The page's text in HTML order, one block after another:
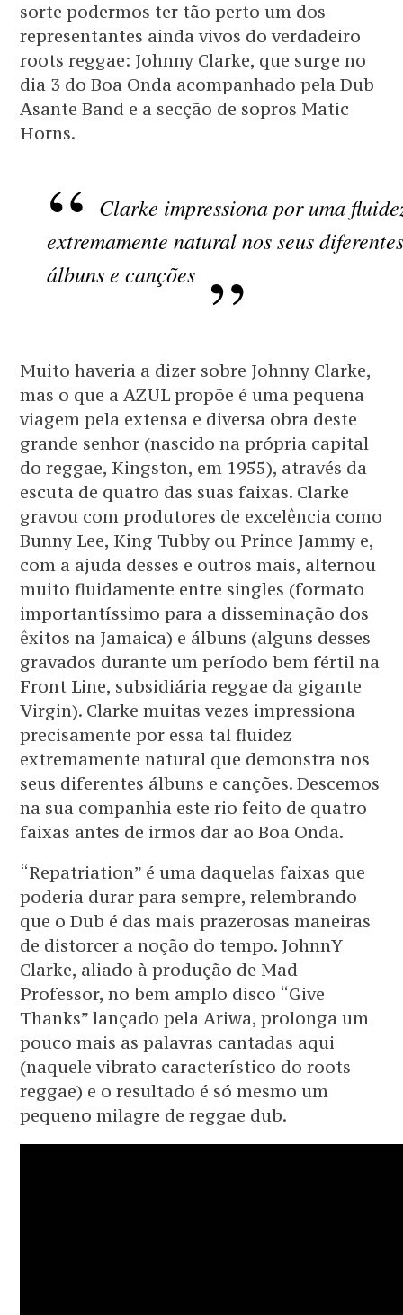
sorte podermos ter tão perto um dos
representantes ainda vivos do verdadeiro
roots reggae: Johnny Clarke, que surge no
dia 3 do Boa Onda acompanhado pela Dub
Asante Band e a secção de sopros Matic
Horns.
Clarke impressiona por uma
extremamente natural nos seus
álbuns e canções
Muito haveria a dizer sobre Johnny Clarke,
mas o que a AZUL propõe é uma pequena
viagem pela extensa e diversa obra deste
grande senhor (nascido na própria capital
do reggae, Kingston, em 1955), através da
escuta de quatro das suas faixas. Clarke
gravou com produtores de excelência como
Bunny Lee, King Tubby ou Prince Jammy e,
com a ajuda desses e outros mais, alternou
muito fluidamente entre singles (formato
importantíssimo para a disseminação dos
êxitos na Jamaica) e álbuns (alguns desses
gravados durante um período bem fértil na
Front Line, subsidiária reggae da gigante
Virgin). Clarke muitas vezes impressiona
precisamente por essa tal fluidez
extremamente natural que demonstra nos
seus diferentes álbuns e canções. Descemos
na sua companhia este rio feito de quatro
faixas antes de irmos dar ao Boa Onda.
“Repatriation” é uma daquelas faixas que
poderia durar para sempre, relembrando
que o Dub é das mais prazerosas maneiras
de distorcer a noção do tempo. JohnnY
Clarke, aliado à produção de Mad
Professor, no bem amplo disco “Give
Thanks” lançado pela Ariwa, prolonga um
pouco mais as palavras cantadas aqui
(naquele vibrato característico do roots
reggae) e o resultado é só mesmo um
pequeno milagre de reggae dub.